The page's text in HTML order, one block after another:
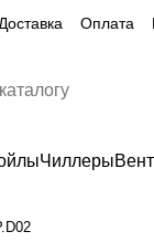
Доставка Оплата
Чиллеры